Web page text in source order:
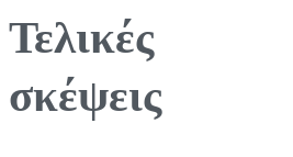
Τελικές